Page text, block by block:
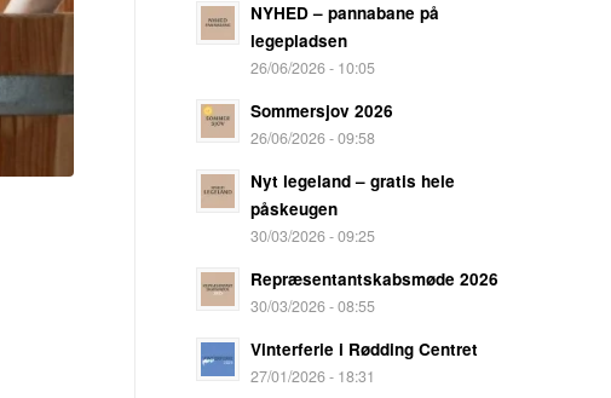
NYHED – pannabane på
legepladsen
26/06/2026 - 10:05
Sommersjov 2026
26/06/2026 - 09:58
Nyt legeland – gratis hele
påskeugen
30/03/2026 - 09:25
Repræsentantskabsmøde 2026
30/03/2026 - 08:55
Vinterferie i Rødding Centret
27/01/2026 - 18:31